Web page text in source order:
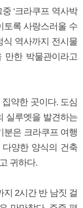
‘크라쿠프 역사박
토록 사랑스러울 수
식 역사까지 전시물
한 박물관이라고
약한 곳이다. 도심
실루엣을 발견하는
분은 크라쿠프 여행
양한 양식의 건축
귀하다.
2시간 반 남짓 걸